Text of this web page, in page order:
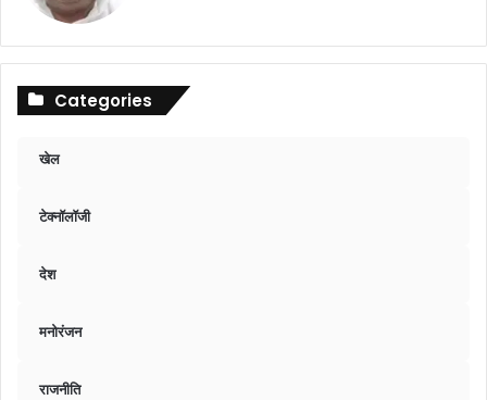
Categories
खेल
टेक्नॉलॉजी
देश
मनोरंजन
राजनीति